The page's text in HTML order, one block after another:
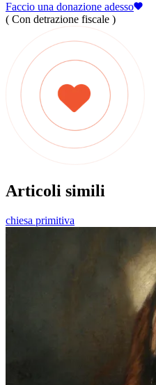
Faccio una donazione adesso
( Con detrazione fiscale )
Articoli simili
chiesa primitiva